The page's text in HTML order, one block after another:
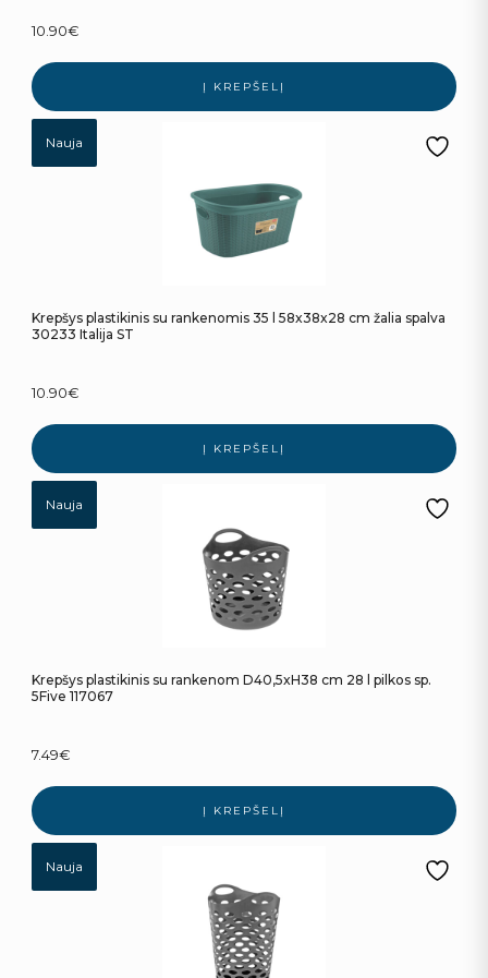
10.90€
Į KREPŠELĮ
Nauja
Krepšys plastikinis su rankenomis 35 l 58x38x28 cm žalia spalva
30233 Italija ST
10.90€
Į KREPŠELĮ
Nauja
Krepšys plastikinis su rankenom D40,5xH38 cm 28 l pilkos sp.
5Five 117067
7.49€
Į KREPŠELĮ
Nauja